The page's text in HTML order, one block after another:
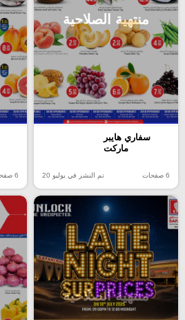
منتهية الصلاحية
سفاري هايبر
ماركت
6 صفحات تم النشر في يوليو 20 6 صفحات
منتهية الصلاحية